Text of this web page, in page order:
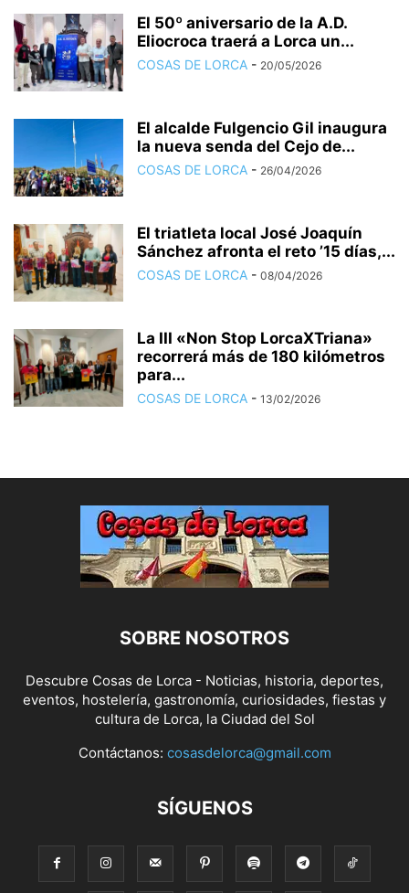
El 50º aniversario de la A.D.
Eliocroca traerá a Lorca un...
COSAS DE LORCA - 20/05/2026
El alcalde Fulgencio Gil inaugura
la nueva senda del Cejo de...
COSAS DE LORCA - 26/04/2026
El triatleta local José Joaquín
Sánchez afronta el reto ’15 días,...
COSAS DE LORCA - 08/04/2026
La III «Non Stop LorcaXTriana»
recorrerá más de 180 kilómetros
para...
COSAS DE LORCA - 13/02/2026
SOBRE NOSOTROS
Descubre Cosas de Lorca - Noticias, historia, deportes,
eventos, hostelería, gastronomía, curiosidades, fiestas y
cultura de Lorca, la Ciudad del Sol
Contáctanos: cosasdelorca@gmail.com
SÍGUENOS